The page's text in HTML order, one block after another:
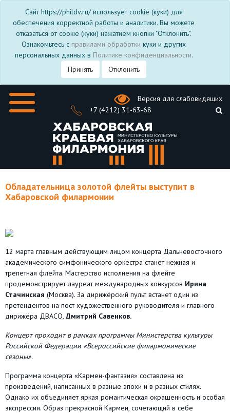
Сайт https://phildv.ru/ использует cookie (куки) для
обеспечения корректной работы и аналитики. Вы можете
отказаться от соокіе (куки) нажатием кнопки "Отклонить".
Ознакомьтесь с правилами обработки куки и других
персональных данных в Политике конфиденциальности.
Принять
Отклонить
Версия для слабовидящих
+7 (4212) 31-63-68
Обладательница золотой флейты выступит в
Хабаровской филармонии
12 марта главным действующим лицом концерта Дальневосточного
академического симфонического оркестра станет нежная и
трепетная флейта. Мастерство исполнения на флейте
продемонстрирует лауреат международных конкурсов Ирина
Стачинская (Москва). За дирижёрский пульт встанет один из
претендентов на пост художественного руководителя и главного
дирижёра ДВАСО, Дмитрий Савенков.
Концерт проходит в рамках программы Министерства культуры
Российской Федерации «Всероссийские филармонические
сезоны».
Программа концерта «Кармен-фантазия» составлена из
произведений, написанных в разные эпохи и в разных стилях.
Однако их объединяет яркая романтическая окрашенность и особая
экспрессия. Образ прекрасной Кармен, сочетающий в себе